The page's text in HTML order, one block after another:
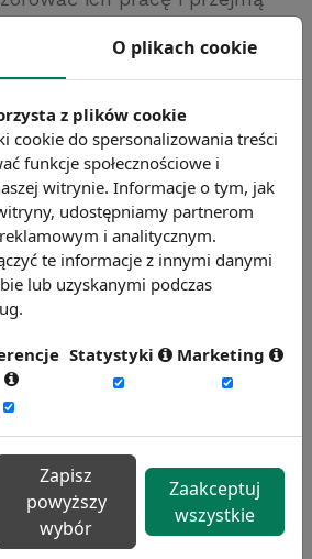
na agentów
pośredników
banków,
Zmiany obejmą
asystentów biurowych i
budowlanych i
rolników i pracowników
pozycjach listy
ochrony i monitoringu,
do przetwarzania danych,
statystycy, bibliotekarze,
i pracownicy poligrafii.
wiedzieć więcej?
więcej wiadomości
O plikach cookie
z plików cookie
cookie do spersonalizowania treści
funkcje społecznościowe i
witrynie. Informacje o tym, jak
udostępniamy partnerom
i analitycznym.
te informacje z innymi danymi
lub uzyskanymi podczas
Statystyki Marketing
Zapisz
powyższy
wybór
Zaakceptuj
wszystkie